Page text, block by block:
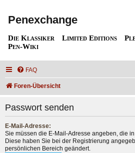
Penexchange
Die Klassiker Limited Editions
Pen-Wiki
FAQ
Foren-Übersicht
Passwort senden
E-Mail-Adresse:
Sie müssen die E-Mail-Adresse angeben, die
Diese haben Sie bei der Registrierung
persönlichen Bereich geändert.